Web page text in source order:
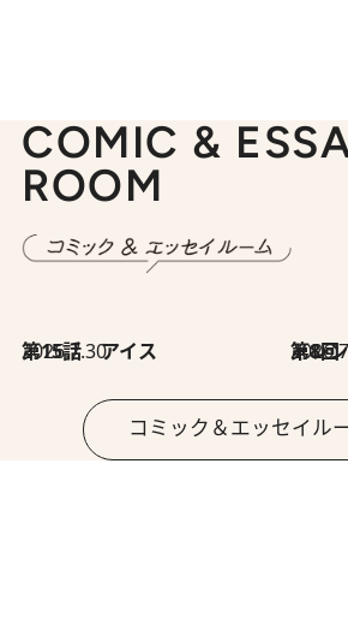
COMIC &
ROOM
2026.7.30
第15話 アイス 第8回「同人誌
コミック＆エッセイル